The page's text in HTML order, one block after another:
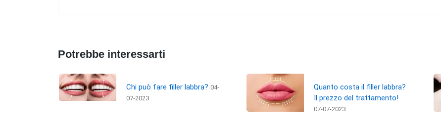
Potrebbe interessarti
Chi può fare filler labbra?04-
07-2023
Quanto costa il filler labbra?
Il prezzo del trattamento!
07-07-2023